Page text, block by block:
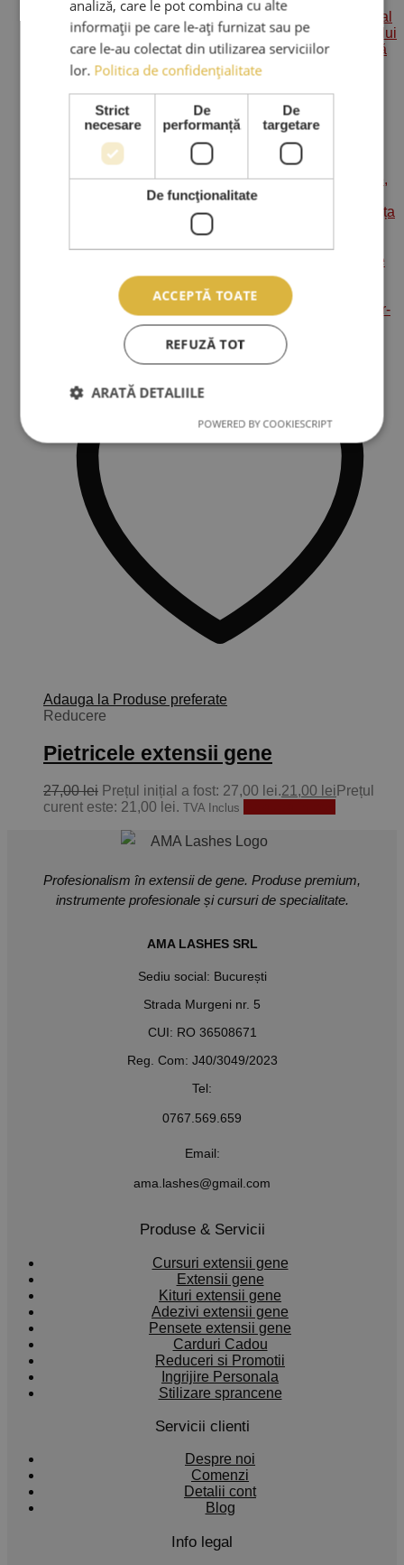
Adauga la Produse preferate
Reducere
Pietricele extensii gene
27,00lei Prețul inițial a fost: 27,00 lei.21,00 lei Prețul
curent este: 21,00 lei. TVA Inclus
Profesionalism în extensii de gene. Produse premium,
instrumente profesionale și cursuri de specialitate.
AMA LASHES SRL
Sediu social: București
Strada Murgeni nr. 5
CUI: RO 36508671
Reg. Com: J40/3049/2023
Tel:
0767.569.659
Email:
ama.lashes@gmail.com
Produse & Servicii
Cursuri extensii gene
Extensii gene
Kituri extensii gene
Adezivi extensii gene
Pensete extensii gene
Carduri Cadou
Reduceri si Promotii
Ingrijire Personala
Stilizare sprancene
Servicii clienti
Despre noi
Comenzi
Detalii cont
Blog
Info legal
analiză, care le pot combina cu alte
informații pe care le-ați furnizat sau pe
care le-au colectat din utilizarea serviciilor
lor. Politica de confidențialitate
Strict
necesare
De
performanță
De
targetare
De funcţionalitate
ACCEPTĂ TOATE
REFUZĂ TOT
ARATĂ DETALIILE
POWERED BY COOKIESCRIPT